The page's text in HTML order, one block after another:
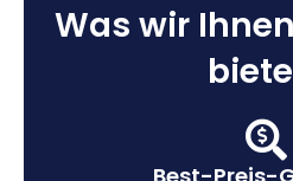
Was wir